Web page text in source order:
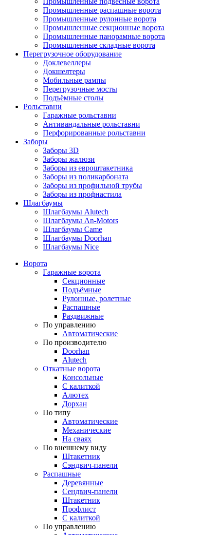
Промышленные распашные ворота
Промышленные рулонные ворота
Промышленные секционные ворота
Промышленные панорамные ворота
Промышленные складные ворота
Перегрузочное оборудование
Доклевеллеры
Докшелтеры
Мобильные рампы
Перегрузочные мосты
Подъёмные столы
Рольставни
Гаражные рольставни
Антивандальные рольставни
Перфорированные рольставни
Заборы
Заборы 3D
Заборы жалюзи
Заборы из евроштакетника
Заборы из поликарбоната
Заборы из профильной трубы
Заборы из профнастила
Шлагбаумы
Шлагбаумы Alutech
Шлагбаумы An-Motors
Шлагбаумы Came
Шлагбаумы Doorhan
Шлагбаумы Nice
Ворота
Гаражные ворота
Секционные
Подъёмные
Рулонные, ролетные
Распашные
Раздвижные
По управлению
Автоматические
По производителю
Doorhan
Alutech
Откатные ворота
Консольные
С калиткой
Алютех
Дорхан
По типу
Автоматические
Механические
На сваях
По внешнему виду
Штакетник
Сэндвич-панели
Распашные
Деревянные
Сендвич-панели
Штакетник
Профлист
С калиткой
По управлению